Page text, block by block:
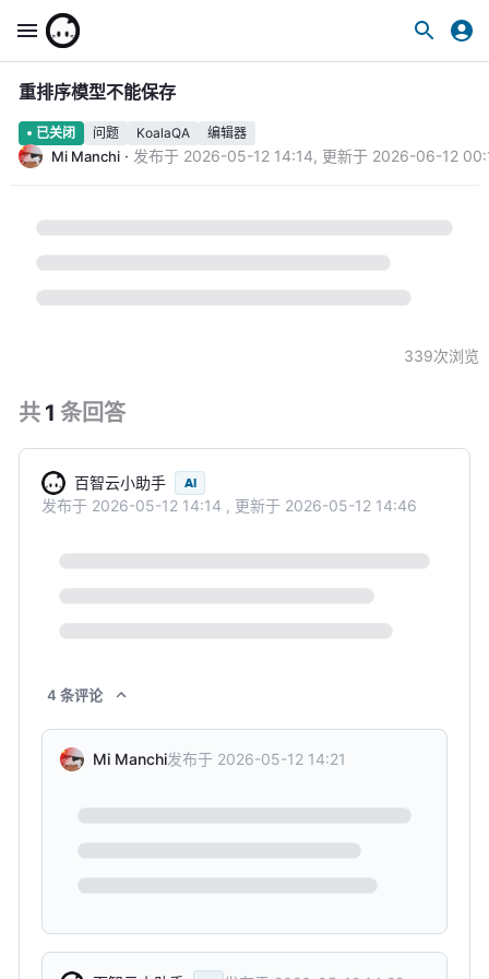
重排序模型不能保存
已关闭 问题 KoalaQA 编辑器
Mi Manchi · 发布于 2026-05-12 14:14, 更新于 2026-06-12
339次浏览
共 1 条回答
百智云小助手 AI
发布于 2026-05-12 14:14 , 更新于 2026-05-12 14:46
4 条评论
Mi Manchi发布于 2026-05-12 14:21